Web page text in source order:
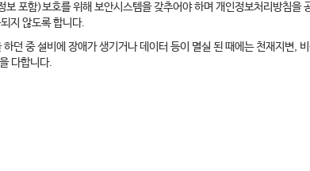
포함)보호를 위해 보안시스템을 갖추어야 하며 개인정보처리방침을
지 않도록 합니다.
던 중 설비에 장애가 생기거나 데이터 등이 멸실 된 때에는 천재지변,
다합니다.